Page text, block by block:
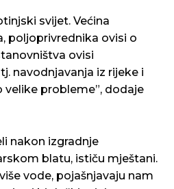
svijet. Većina
poljoprivrednika ovisi o
ovisi
navodnjavanja iz rijeke i
probleme”, dodaje
nakon izgradnje
blatu, ističu mještani.
vode, pojašnjavaju nam